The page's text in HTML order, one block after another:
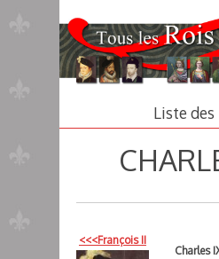
au
contenu
principal
Liste des
<<<François II
Charles